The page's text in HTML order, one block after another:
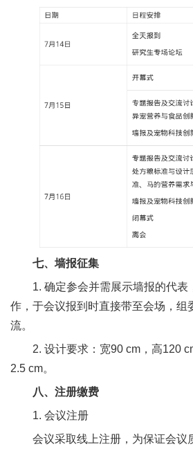
七、墙报征集
1. 确定参会并需展示墙报的代表
作，于会议报到时直接带至会场，组
流。
2. 设计要求：宽90 cm，高120
2.5 cm。
八、注册缴费
1. 会议注册
会议采取线上注册，为保证会议